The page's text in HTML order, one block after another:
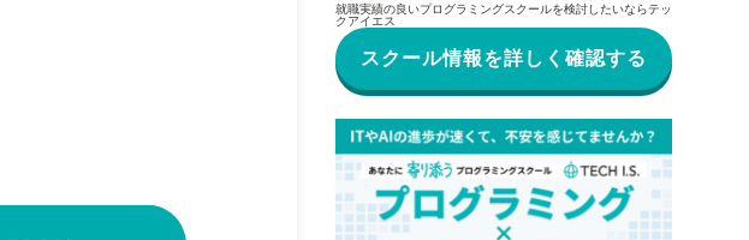
就職実績の良いプログラミングスクールを検討したいならテッ
クアイエス
スクール情報を詳しく確認する